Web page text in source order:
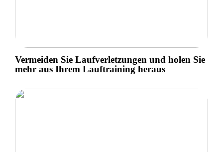
Vermeiden Sie Laufverletzungen und holen Sie
mehr aus Ihrem Lauftraining heraus